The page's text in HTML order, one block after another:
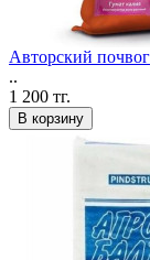
Авторский
..
1 200 тг.
В корзину